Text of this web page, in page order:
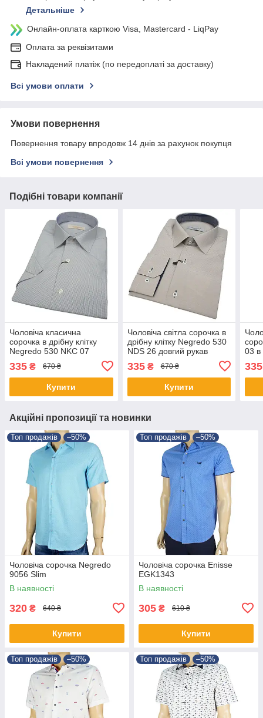
Детальніше
Онлайн-оплата карткою Visa, Mastercard - LiqPay
Оплата за реквізитами
Накладений платіж (по передоплаті за доставку)
Всі умови оплати
Умови повернення
Повернення товару впродовж 14 днів за рахунок покупця
Всі умови повернення
Подібні товари компанії
Чоловіча класична
сорочка в дрібну клітку
Negredo 530 NKC 07
335 ₴ 670 ₴
Купити
Чоловіча світла сорочка в
дрібну клітку Negredo 530
NDS 26 довгий рукав
335₴ 670 ₴
Купити
03 в
335
Акційні пропозиції та новинки
Топ продажів –50%
Чоловіча сорочка Negredo
9056 Slim
В наявності
320 ₴ 640 ₴
Купити
Топ продажів –50%
Чоловіча сорочка Еnisse
EGK1343
В наявності
305 ₴ 610 ₴
Купити
Топ продажів –50% Топ продажів –50%